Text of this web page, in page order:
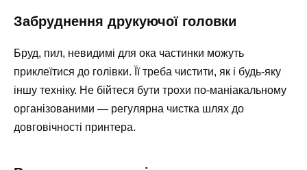
Забруднення друкуючої головки
Бруд, пил, невидимі для ока частинки можуть
приклеїтися до голівки. Її треба чистити, як і будь-яку
іншу техніку. Не бійтеся бути трохи по-маніакальному
організованими — регулярна чистка шлях до
довговічності принтера.